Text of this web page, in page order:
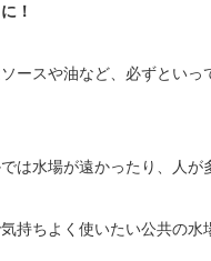
！
ースや油など、必ずといっ
は水場が遠かったり、人が
持ちよく使いたい公共の水